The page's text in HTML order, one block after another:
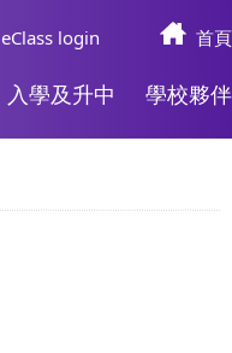
eClass login 首頁
入學及升中 學校夥伴